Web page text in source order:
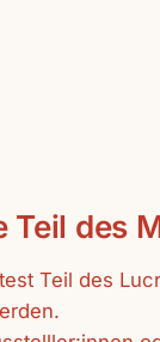
Teil des
Teil des